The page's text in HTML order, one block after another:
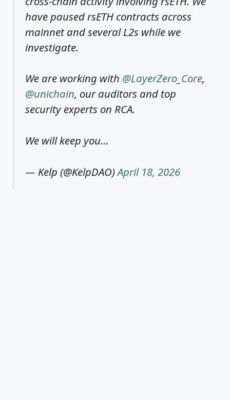
have paused rsETH contracts across
mainnet and several L2s while we
investigate.
We are working with @LayerZero_Core,
@unichain, our auditors and top
security experts on RCA.
We will keep you…
— Kelp (@KelpDAO)April 18, 2026